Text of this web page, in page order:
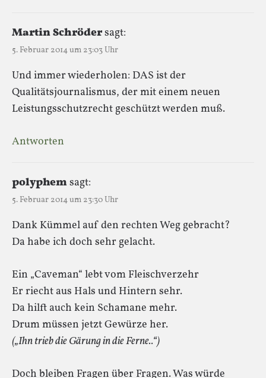
Martin Schrödersagt:
5. Februar 2014 um 23:03 Uhr
Und immer wiederholen: DAS ist der
Qualitätsjournalismus, der mit einem neuen
Leistungsschutzrecht geschützt werden muß.
Antworten
polyphemsagt:
5. Februar 2014 um 23:30 Uhr
Dank Kümmel auf den rechten Weg gebracht?
Da habe ich doch sehr gelacht.
Ein „Caveman“ lebt vom Fleischverzehr
Er riecht aus Hals und Hintern sehr.
Da hilft auch kein Schamane mehr.
Drum müssen jetzt Gewürze her.
(„Ihn trieb die Gärung in die Ferne..“)
Doch bleiben Fragen über Fragen. Was würde